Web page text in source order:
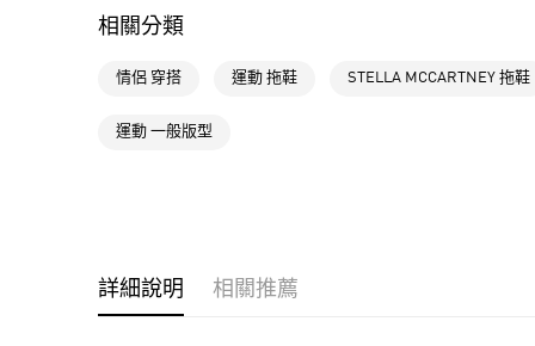
相關分類
情侶 穿搭 運動 拖鞋 STELLA MCCARTNEY 拖鞋
運動 一般版型
詳細說明 相關推薦